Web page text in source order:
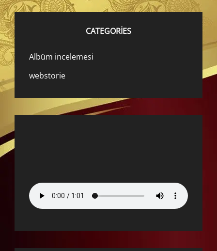
CATEGORIES
Albüm incelemesi
webstorie